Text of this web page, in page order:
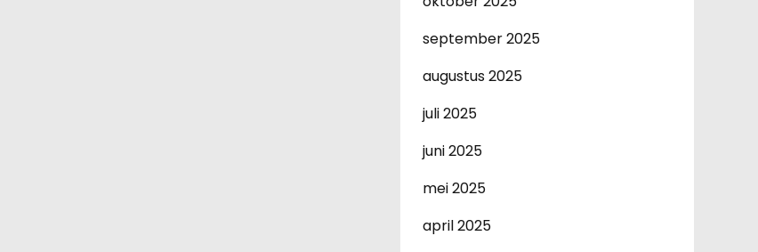
september 2025
augustus 2025
juli 2025
juni 2025
mei 2025
april 2025